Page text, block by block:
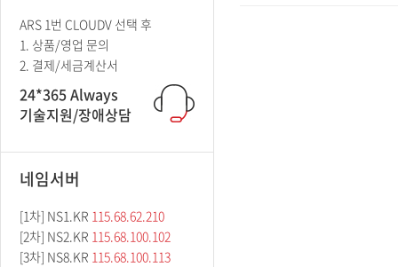
ARS 1번 CLOUDV 선택 후
1. 상품/영업 문의
2. 결제/세금계산서
24*365 Always
기술지원/장애상담
네임서버
[1차] NS1.KR 115.68.62.210
[2차] NS2.KR 115.68.100.102
[3차] NS8.KR 115.68.100.113